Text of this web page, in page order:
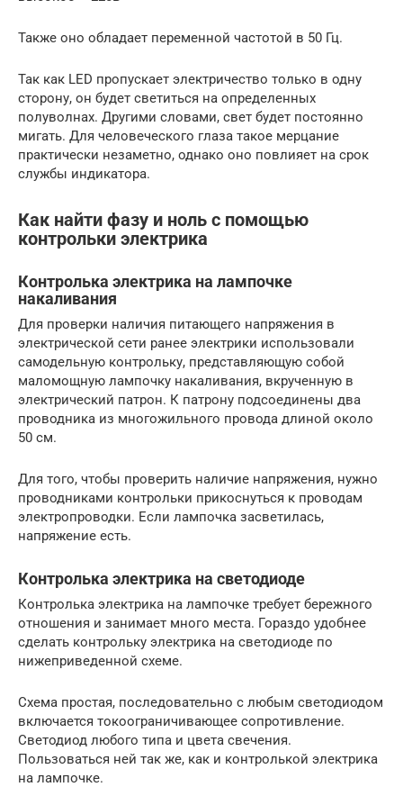
Также оно обладает переменной частотой в 50 Гц.
Так как LED пропускает электричество только в одну
сторону, он будет светиться на определенных
полуволнах. Другими словами, свет будет постоянно
мигать. Для человеческого глаза такое мерцание
практически незаметно, однако оно повлияет на срок
службы индикатора.
Как найти фазу и ноль с помощью
контрольки электрика
Контролька электрика на лампочке
накаливания
Для проверки наличия питающего напряжения в
электрической сети ранее электрики использовали
самодельную контрольку, представляющую собой
маломощную лампочку накаливания, вкрученную в
электрический патрон. К патрону подсоединены два
проводника из многожильного провода длиной около
50 см.
Для того, чтобы проверить наличие напряжения, нужно
проводниками контрольки прикоснуться к проводам
электропроводки. Если лампочка засветилась,
напряжение есть.
Контролька электрика на светодиоде
Контролька электрика на лампочке требует бережного
отношения и занимает много места. Гораздо удобнее
сделать контрольку электрика на светодиоде по
нижеприведенной схеме.
Схема простая, последовательно с любым светодиодом
включается токоограничивающее сопротивление.
Светодиод любого типа и цвета свечения.
Пользоваться ней так же, как и контролькой электрика
на лампочке.